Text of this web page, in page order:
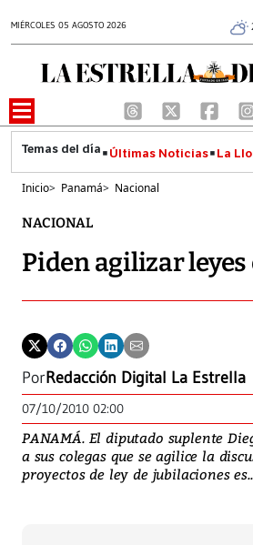
MIÉRCOLES 05 AGOSTO 2026
Últimas Noticias La
Inicio> Panamá> Nacional
NACIONAL
Piden agilizar leyes
PorRedacción Digital La Estrella
07/10/2010 02:00
PANAMÁ. El diputado suplente
a sus colegas que se agilice la
proyectos de ley de jubilaciones